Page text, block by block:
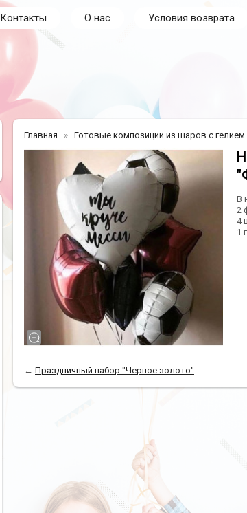
Контакты О нас Условия возврата
Главная Готовые композиции из шаров с гелием
В
2
4
1
← Праздничный набор "Черное золото"